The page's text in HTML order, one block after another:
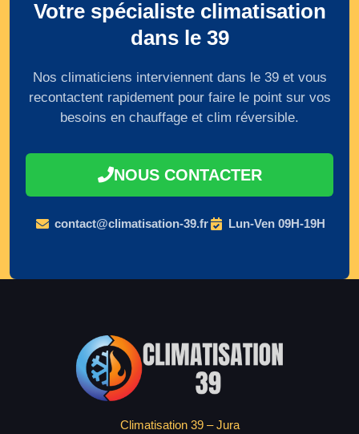
Votre spécialiste climatisation
dans le 39
Nos climaticiens interviennent dans le 39 et vous
recontactent rapidement pour faire le point sur vos
besoins en chauffage et clim réversible.
NOUS CONTACTER
contact@climatisation-39.fr Lun-Ven 09H-19H
Climatisation 39 – Jura